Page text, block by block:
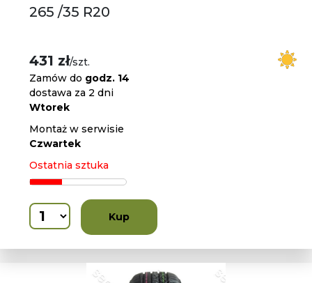
265 /35 R20
431 zł/szt.
Zamów do godz. 14
dostawa za 2 dni
Wtorek
Montaż w serwisie
Czwartek
Ostatnia sztuka
Kup